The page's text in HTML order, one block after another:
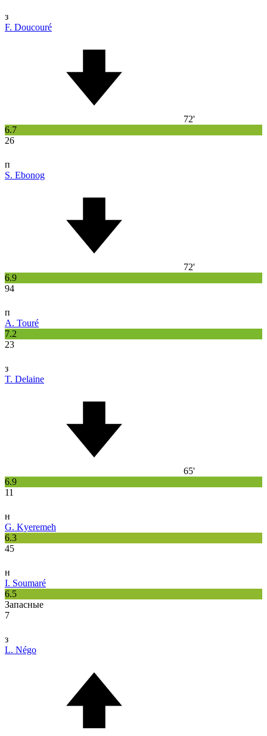
з
F. Doucouré
72'
6.7
26
п
S. Ebonog
72'
6.9
94
п
A. Touré
7.2
23
з
T. Delaine
65'
6.9
11
н
G. Kyeremeh
6.3
45
н
I. Soumaré
6.5
Запасные
7
з
L. Négo